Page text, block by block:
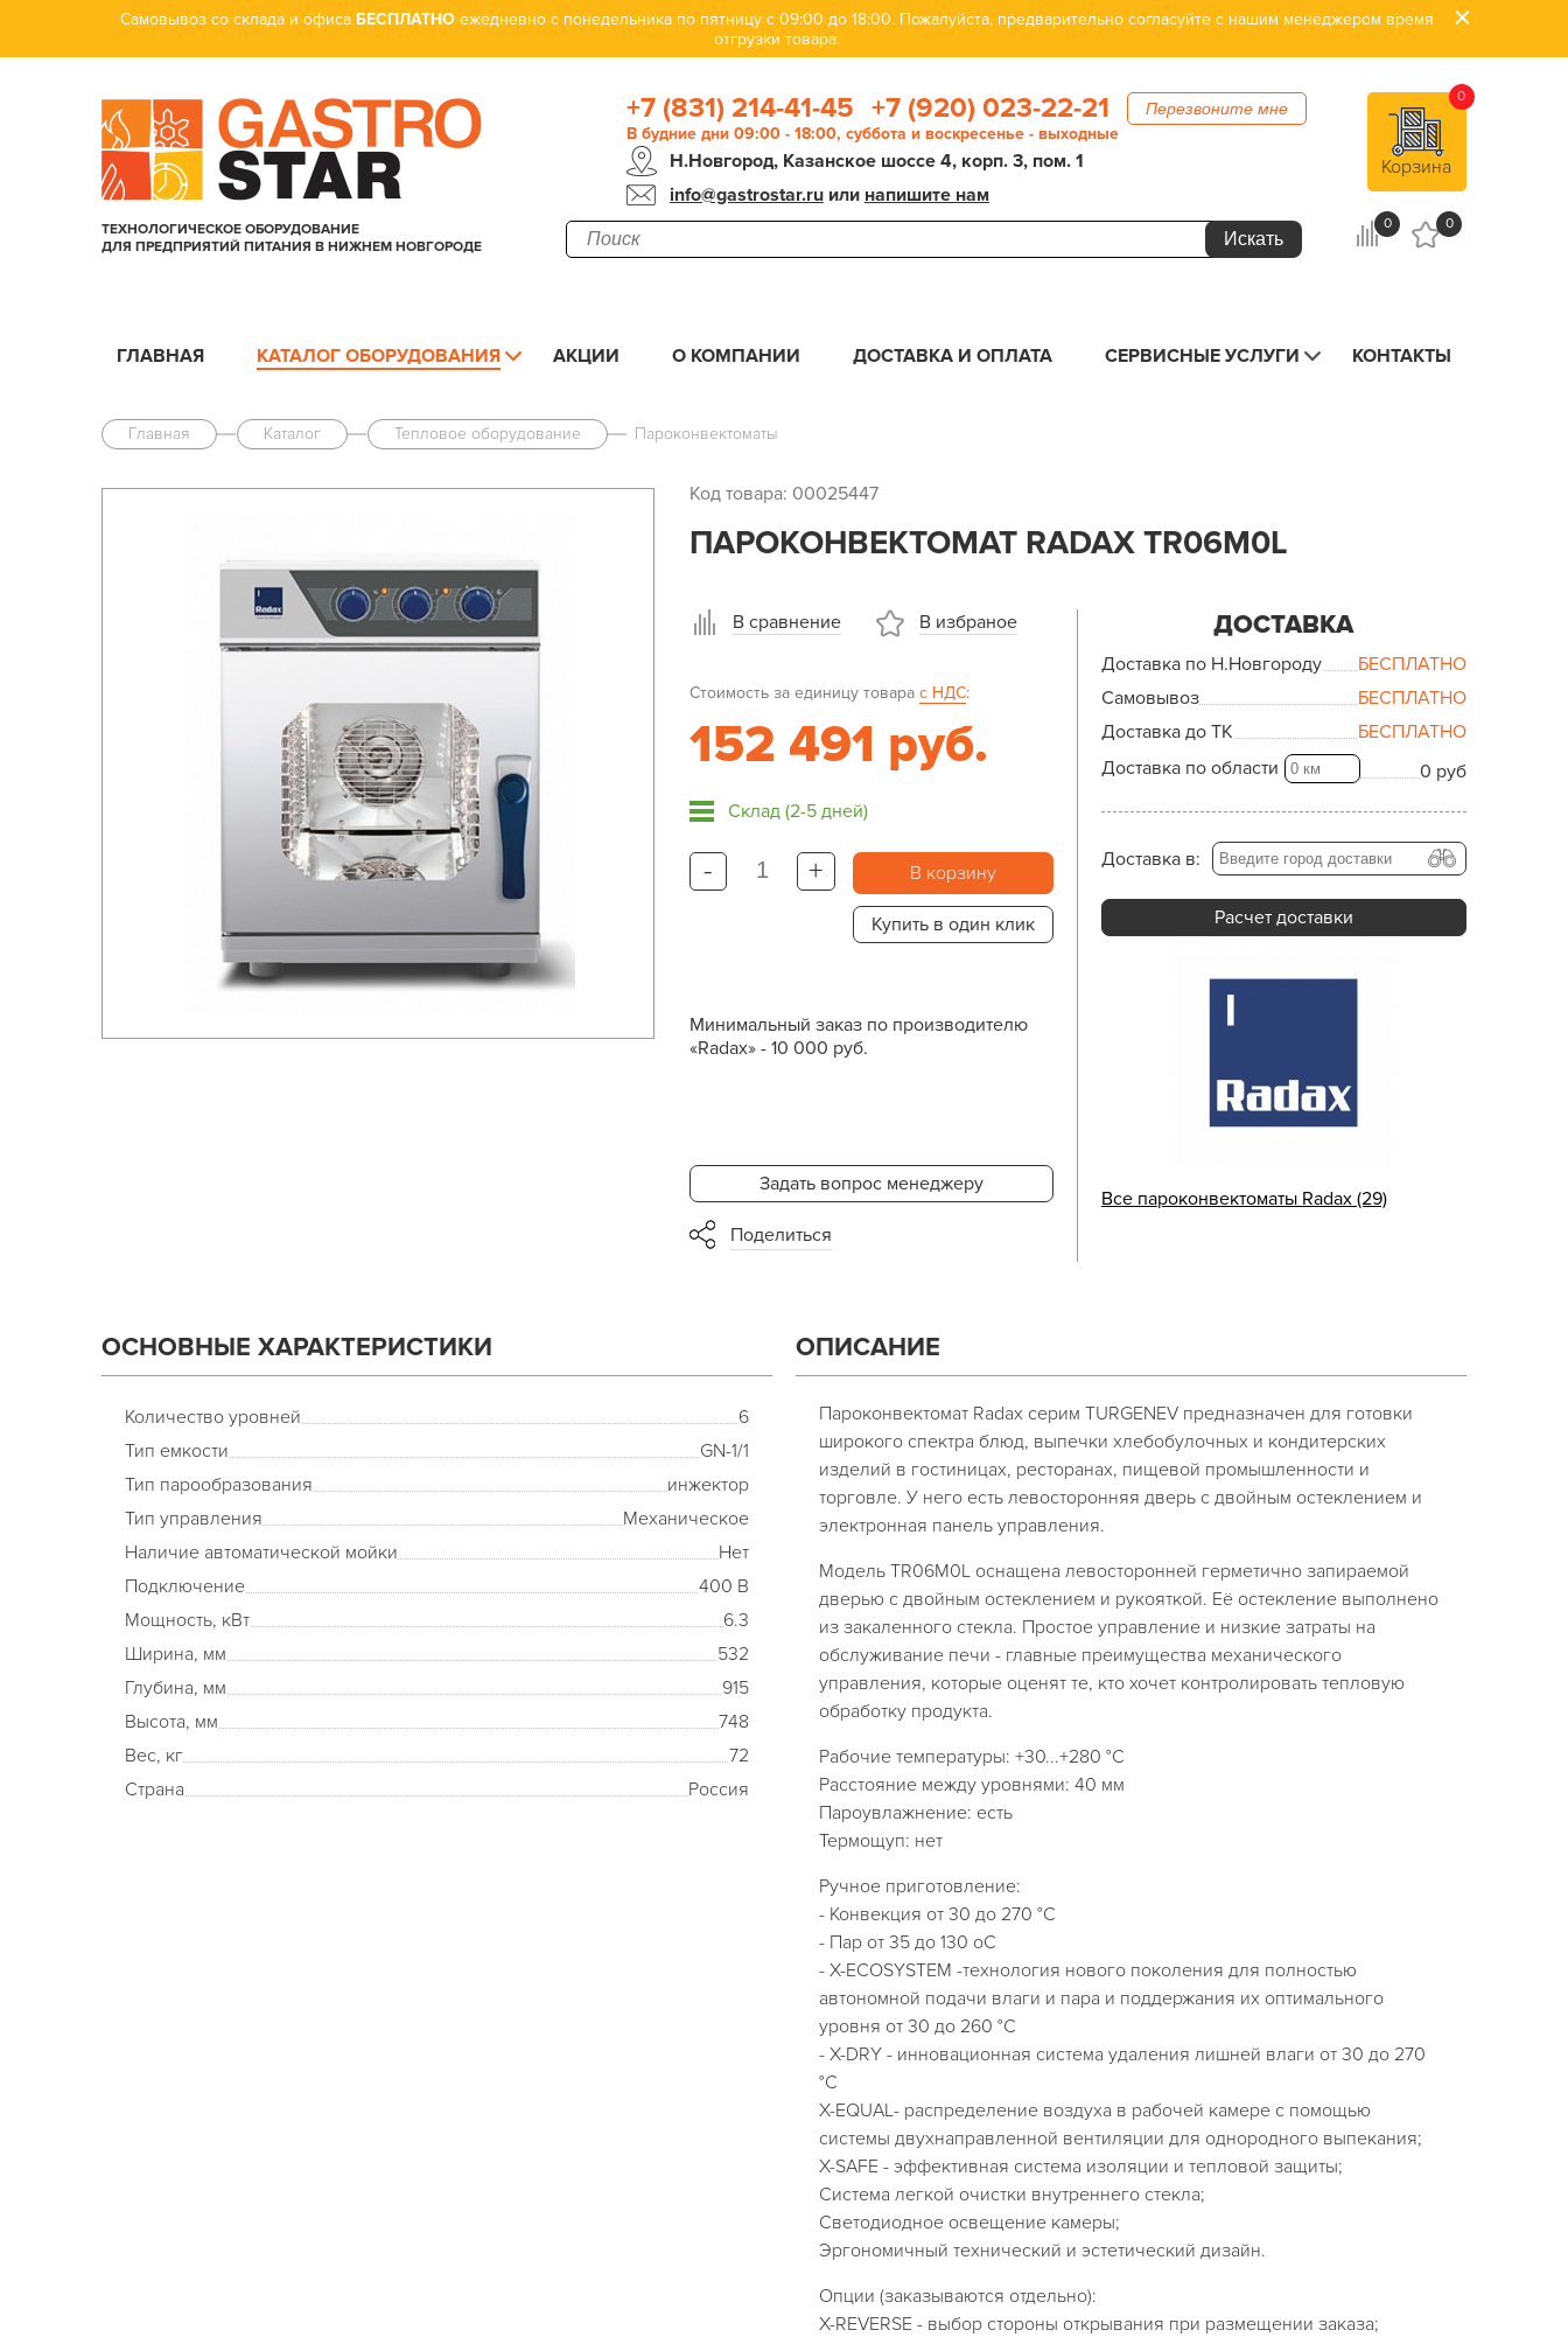
Самовывоз со склада и офиса БЕСПЛАТНО ежедневно с понедельника по пятницу с 09:00 до 18:00. Пожалуйста, предварительно согласуйте с нашим менеджером время
отгрузки товара.
ТЕХНОЛОГИЧЕСКОЕ ОБОРУДОВАНИЕ
ДЛЯ ПРЕДПРИЯТИЙ ПИТАНИЯ В НИЖНЕМ НОВГОРОДЕ
+7 (831) 214-41-45 +7 (920) 023-22-21 Перезвоните мне
В будние дни 09:00 - 18:00, суббота и воскресенье - выходные
Н.Новгород, Казанское шоссе 4, корп. 3, пом. 1
info@gastrostar.ruили напишите нам
Корзина
0
0 0
ГЛАВНАЯ КАТАЛОГ ОБОРУДОВАНИЯ АКЦИИ О КОМПАНИИ ДОСТАВКА И ОПЛАТА СЕРВИСНЫЕ УСЛУГИ КОНТАКТЫ
Главная Каталог Тепловое оборудование Пароконвектоматы
Код товара: 00025447
ПАРОКОНВЕКТОМАТ RADAX TR06M0L
В сравнение В избраное
Стоимость за единицу товара с НДС:
152 491 руб.
Склад (2-5 дней)
- + В корзину
Купить в один клик
Минимальный заказ по производителю
«Radax» - 10 000 руб.
Задать вопрос менеджеру
Поделиться
ДОСТАВКА
Доставка по Н.Новгороду
БЕСПЛАТНО
Самовывоз
БЕСПЛАТНО
Доставка до ТК
БЕСПЛАТНО
Доставка по области
0 руб
Доставка в:
Расчет доставки
Все пароконвектоматы Radax (29)
ОСНОВНЫЕ ХАРАКТЕРИСТИКИ
Количество уровней
6
Тип емкости
GN-1/1
Тип парообразования
инжектор
Тип управления
Механическое
Наличие автоматической мойки
Нет
Подключение
400 В
Мощность, кВт
6.3
Ширина, мм
532
Глубина, мм
915
Высота, мм
748
Вес, кг
72
Страна
Россия
ОПИСАНИЕ
Пароконвектомат Radax серим TURGENEV предназначен для готовки
широкого спектра блюд, выпечки хлебобулочных и кондитерских
изделий в гостиницах, ресторанах, пищевой промышленности и
торговле. У него есть левосторонняя дверь с двойным остеклением и
электронная панель управления.
Модель TR06M0L оснащена левосторонней герметично запираемой
дверью с двойным остеклением и рукояткой. Её остекление выполнено
из закаленного стекла. Простое управление и низкие затраты на
обслуживание печи - главные преимущества механического
управления, которые оценят те, кто хочет контролировать тепловую
обработку продукта.
Рабочие температуры: +30...+280 °C
Расстояние между уровнями: 40 мм
Пароувлажнение: есть
Термощуп: нет
Ручное приготовление:
- Конвекция от 30 до 270 °C
- Пар от 35 до 130 oС
- X-ECOSYSTEM -технология нового поколения для полностью
автономной подачи влаги и пара и поддержания их оптимального
уровня от 30 до 260 °C
- X-DRY - инновационная система удаления лишней влаги от 30 до 270
°C
X-EQUAL- распределение воздуха в рабочей камере с помощью
системы двухнаправленной вентиляции для однородного выпекания;
X-SAFE - эффективная система изоляции и тепловой защиты;
Система легкой очистки внутреннего стекла;
Светодиодное освещение камеры;
Эргономичный технический и эстетический дизайн.
Опции (заказываются отдельно):
X-REVERSE - выбор стороны открывания при размещении заказа;